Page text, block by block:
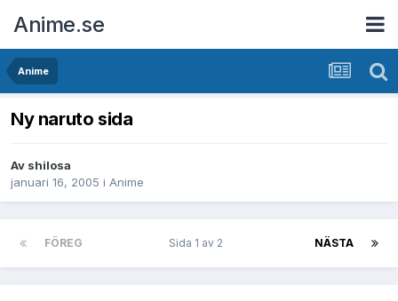
Anime.se
Anime
Ny naruto sida
Av shilosa
januari 16, 2005 i Anime
FÖREG NÄSTA
Sida 1 av 2